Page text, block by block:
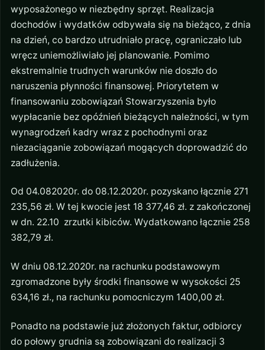
wyposażonego w niezbędny sprzęt. Realizacja
dochodów i wydatków odbywała się na bieżąco, z dnia
na dzień, co bardzo utrudniało pracę, ograniczało lub
wręcz uniemożliwiało jej planowanie. Pomimo
ekstremalnie trudnych warunków nie doszło do
naruszenia płynności finansowej. Priorytetem w
finansowaniu zobowiązań Stowarzyszenia było
wypłacanie bez opóźnień bieżących należności, w tym
wynagrodzeń kadry wraz z pochodnymi oraz
niezaciąganie zobowiązań mogących doprowadzić do
zadłużenia.
Od 04.082020r. do 08.12.2020r. pozyskano łącznie 271
235,56 zł. W tej kwocie jest 18 377,46 zł. z zakończonej
w dn. 22.10 zrzutki kibiców. Wydatkowano łącznie 258
382,79 zł.
W dniu 08.12.2020r. na rachunku podstawowym
zgromadzone były środki finansowe w wysokości 25
634,16 zł., na rachunku pomocniczym 1400,00 zł.
Ponadto na podstawie już złożonych faktur, odbiorcy
do połowy grudnia są zobowiązani do realizacji 3